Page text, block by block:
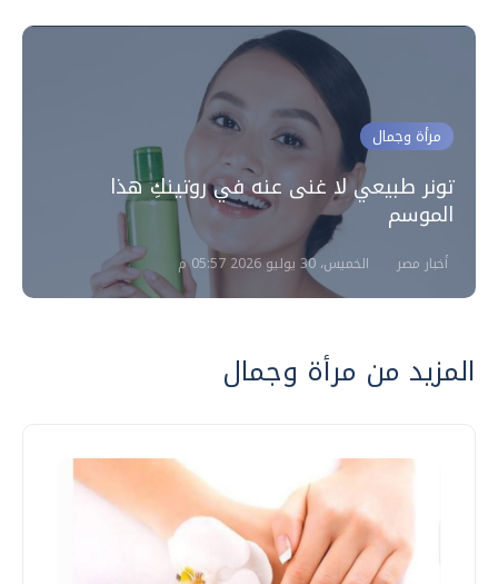
مرأة وجمال
تونر طبيعي لا غنى عنه في روتينكِ هذا
الموسم
أخبار مصر الخميس، 30 يوليو 2026 05:57 م
المزيد من مرأة وجمال